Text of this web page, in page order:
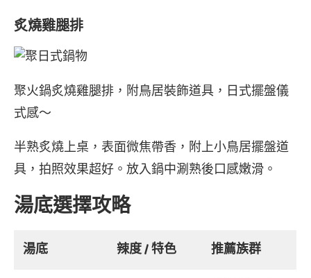
炙燒雞腿排
聚火鍋炙燒雞腿排，附鳥居裝飾道具，日式擺盤儀
式感～
半熟炙燒上桌，表面微焦帶香，附上小鳥居擺盤道
具，拍照效果超好。放入鍋中涮熟後口感嫩滑。
湯底選擇攻略
湯底 辣度 / 特色 推薦族群